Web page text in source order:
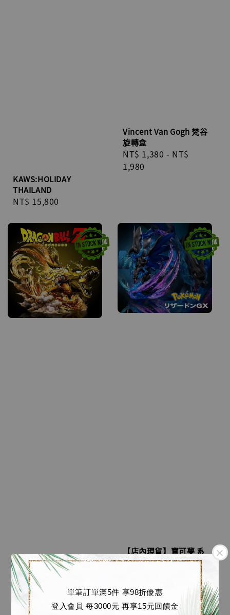
單筆訂單滿5件 享98折優惠
登入會員 每3000元 再享15元回饋金
KAWS:HOLIDAY
THAILAND
Regular
NT$ 15,800
Vincent Van Gogh 梵谷
旋轉盒
Regular
price
NT$ 1,380 - NT$
1,980
【店內現貨】七龍珠 系
列蒐藏雕像 超三龍拳悟
空 S版本 [LAST SLEEP
Studio]
Regular
NT$ 20,180
【店內現貨】寶可夢 系
列雕像 超級噴火龍X [幻
price